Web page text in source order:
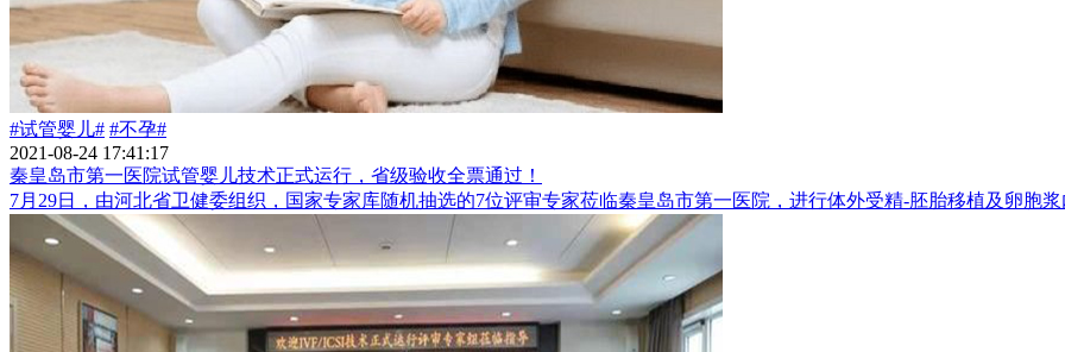
#试管婴儿# #不孕#
2021-08-24 17:41:17
秦皇岛市第一医院试管婴儿技术正式运行，省级验收全票通过！
7月29日，由河北省卫健委组织，国家专家库随机抽选的7位评审专家莅临秦皇岛市第一医院，进行体外受精-胚胎移植及卵胞浆